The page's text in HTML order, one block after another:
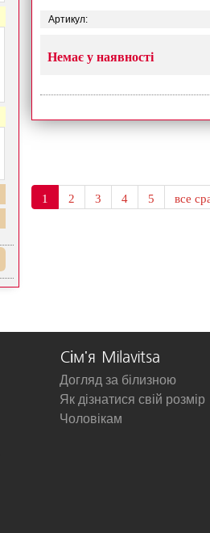
Артикул:
Немає у наявності
1 2 3 4 5 все
Сім'я Milavitsa
Догляд за білизною
Як дізнатися свій розмір
Чоловікам